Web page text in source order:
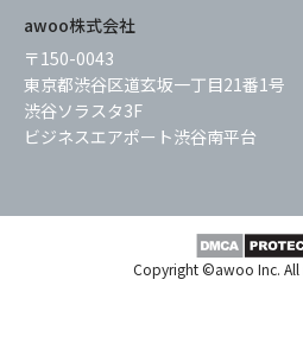
awoo株式会社
〒150-0043
東京都渋谷区道玄坂一丁目21番1号
渋谷ソラスタ3F
ビジネスエアポート渋谷南平台
Copyright ©awoo Inc. All